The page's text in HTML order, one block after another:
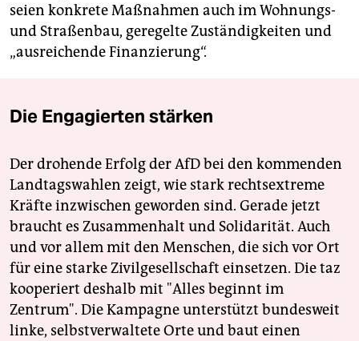
seien konkrete Maßnahmen auch im Wohnungs-
und Straßenbau, geregelte Zuständigkeiten und
„ausreichende Finanzierung“.
Die Engagierten stärken
Der drohende Erfolg der AfD bei den kommenden
Landtagswahlen zeigt, wie stark rechtsextreme
Kräfte inzwischen geworden sind. Gerade jetzt
braucht es Zusammenhalt und Solidarität. Auch
und vor allem mit den Menschen, die sich vor Ort
für eine starke Zivilgesellschaft einsetzen. Die taz
kooperiert deshalb mit "Alles beginnt im
Zentrum". Die Kampagne unterstützt bundesweit
linke, selbstverwaltete Orte und baut einen